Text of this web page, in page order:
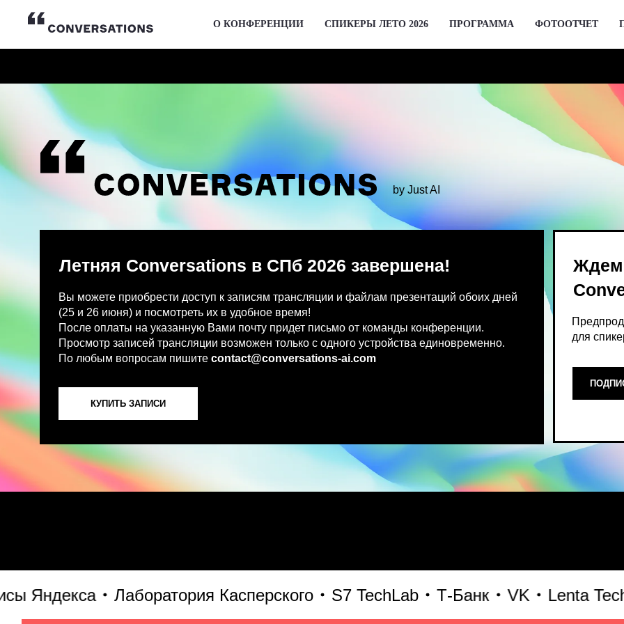
О КОНФЕРЕНЦИИ СПИКЕРЫ ЛЕТО 2026 ПРОГРАММА ФОТООТЧЕТ
by Just AI
Вы можете приобрести доступ к записям трансляции и файлам презентаций обоих дней
После оплаты на указанную Вами почту придет письмо от команды конференции.
Просмотр записей трансляции возможен только с одного устройства единовременно.
По любым вопросам пишите
contact@conversations-ai.co
Предпродажа билетов
для спикеров откроются
Ждем вас 2
КУПИТЬ ЗАПИСИ
ПОДПИСАТЬСЯ НА
Лаборатория Касперского S7 TechLab Т-Банк VK Lenta Tech
Место, где можно получить
что действительно работает и
генеративного AI прямо сейчас.